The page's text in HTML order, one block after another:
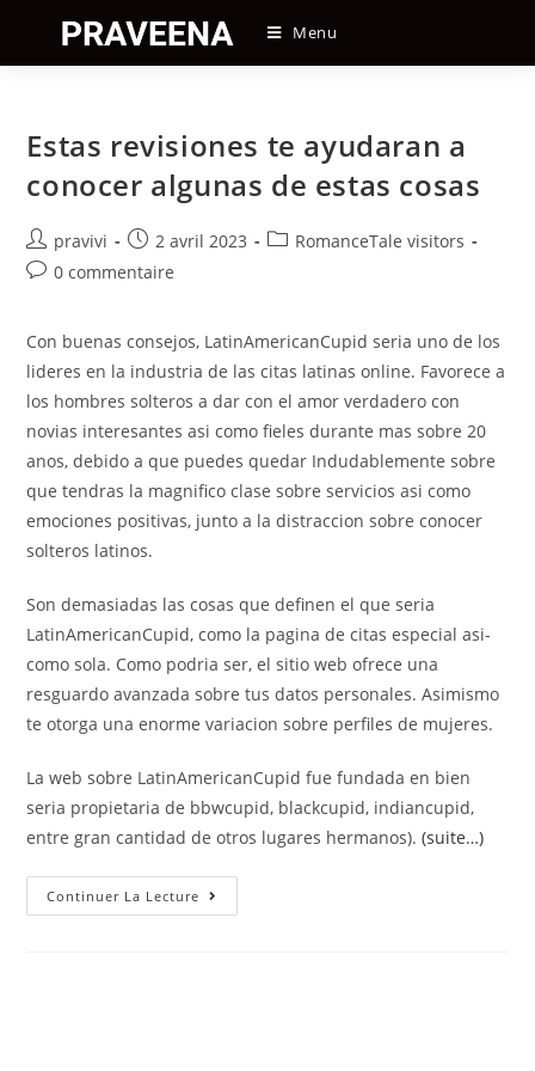
content
Menu
Estas revisiones te ayudaran a
conocer algunas de estas cosas
Auteur/autrice
de
pravivi
Post
published:
2 avril 2023
PostRomanceTale visitors
Post0 commentaire
Con buenas consejos, LatinAmericanCupid seri­a uno de los
lideres en la industria de las citas latinas online. Favorece a
los hombres solteros a dar con el amor verdadero con
novias interesantes asi­ como fieles durante mas sobre 20
anos, debido a que puedes quedar Indudablemente sobre
que tendras la magnifico clase sobre servicios asi­ como
emociones positivas, junto a la distraccion sobre conocer
solteros latinos.
Son demasiadas las cosas que definen el que seri­a
LatinAmericanCupid, como la pagina de citas especial asi­
como sola. Como podri­a ser, el sitio web ofrece una
resguardo avanzada sobre tus datos personales. Asimismo
te otorga una enorme variacion sobre perfiles de mujeres.
La web sobre LatinAmericanCupid fue fundada en bien
seri­a propietaria de bbwcupid, blackcupid, indiancupid,
entre gran cantidad de otros lugares hermanos).(suite…)
Continuer La Lecture Estas
Revisiones